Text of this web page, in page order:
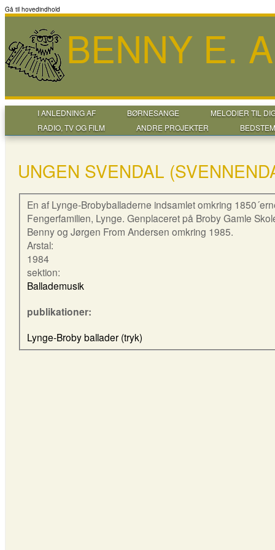
Gå til hovedindhold
BENNY E.
I ANLEDNING AF BØRNESANGE
MELODIER TIL
RADIO, TV OG FILM
ANDRE PROJEKTER
UNGEN SVENDAL
En af Lynge-Brobyballaderne indsamlet omkring
Fengerfamilien, Lynge. Genplaceret på Broby Gamle
Benny og Jørgen From Andersen omkring 1985.
Arstal:
1984
sektion:
Ballademusik
publikationer:
Lynge-Broby ballader (tryk)